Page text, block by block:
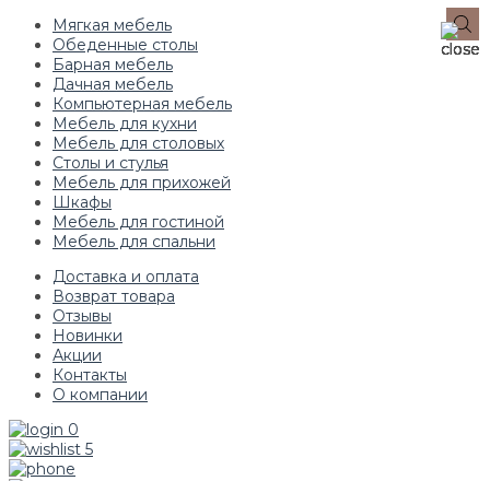
Мягкая мебель
Обеденные столы
Барная мебель
Дачная мебель
Компьютерная мебель
Мебель для кухни
Мебель для столовых
Столы и стулья
Мебель для прихожей
Шкафы
Мебель для гостиной
Мебель для спальни
Доставка и оплата
Возврат товара
Отзывы
Новинки
Акции
Контакты
О компании
0
5